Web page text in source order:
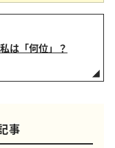
は「何位」？
事